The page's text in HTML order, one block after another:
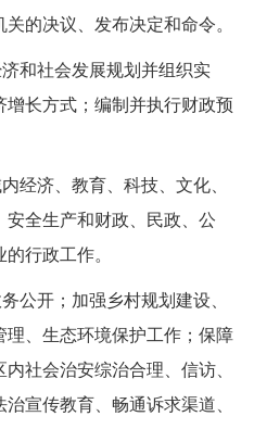
的决议、发布决定和命令。
济和社会发展规划并组织实
长方式；编制并执行财政预
经济、教育、科技、文化、
全生产和财政、民政、公
行政工作。
公开；加强乡村规划建设、
理、生态环境保护工作；保障
社会治安综治合理、信访、
宣传教育、畅通诉求渠道、